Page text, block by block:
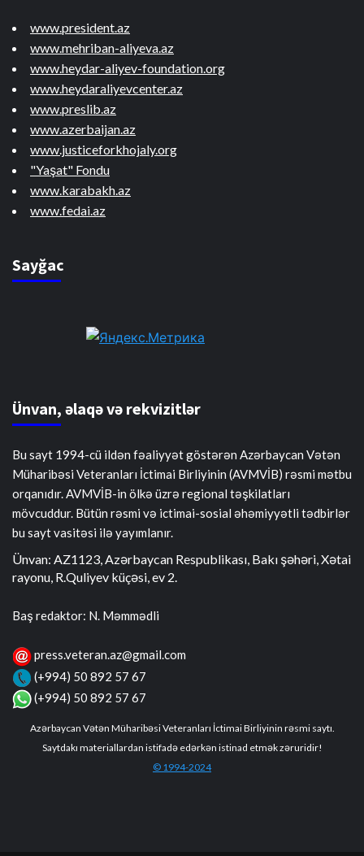
www.president.az
www.mehriban-aliyeva.az
www.heydar-aliyev-foundation.org
www.heydaraliyevcenter.az
www.preslib.az
www.azerbaijan.az
www.justiceforkhojaly.org
"Yaşat" Fondu
www.karabakh.az
www.fedai.az
Sayğac
Ünvan, əlaqə və rekvizitlər
Bu sayt 1994-cü ildən fəaliyyət göstərən Azərbaycan Vətən
Müharibəsi Veteranları İctimai Birliyinin (AVMVİB) rəsmi mətbu
orqanıdır. AVMVİB-in ölkə üzrə regional təşkilatları
mövcuddur. Bütün rəsmi və ictimai-sosial əhəmiyyətli tədbirlər
bu sayt vasitəsi ilə yayımlanır.
Ünvan: AZ1123, Azərbaycan Respublikası, Bakı şəhəri, Xətai
rayonu, R.Quliyev küçəsi, ev 2.
Baş redaktor: N. Məmmədli
press.veteran.az@gmail.com
(+994) 50 892 57 67
(+994) 50 892 57 67
Azərbaycan Vətən Müharibəsi Veteranları İctimai Birliyinin rəsmi saytı.
Saytdakı materiallardan istifadə edərkən istinad etmək zəruridir!
© 1994-2024